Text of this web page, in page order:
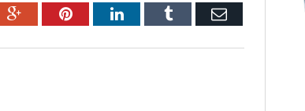
Google+PinterestLinkedInTumblr Email